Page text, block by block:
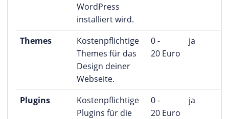
WordPress
installiert wird.
Themes
Kostenpflichtige
Themes für das
Design deiner
Webseite.
0 -
20 Euro
ja
Plugins
Kostenpflichtige
Plugins für die
0 -
20 Euro
ja